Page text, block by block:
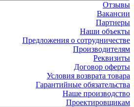
Отзывы
Вакансии
Партнеры
Наши объекты
Предложения о сотрудничестве
Производителям
Реквизиты
Договор оферты
Условия возврата товара
Гарантийные обязательства
Наше производство
Проектировщикам